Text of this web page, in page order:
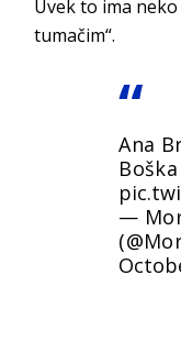
Uvek to ima
tumačim“.
Ana
—